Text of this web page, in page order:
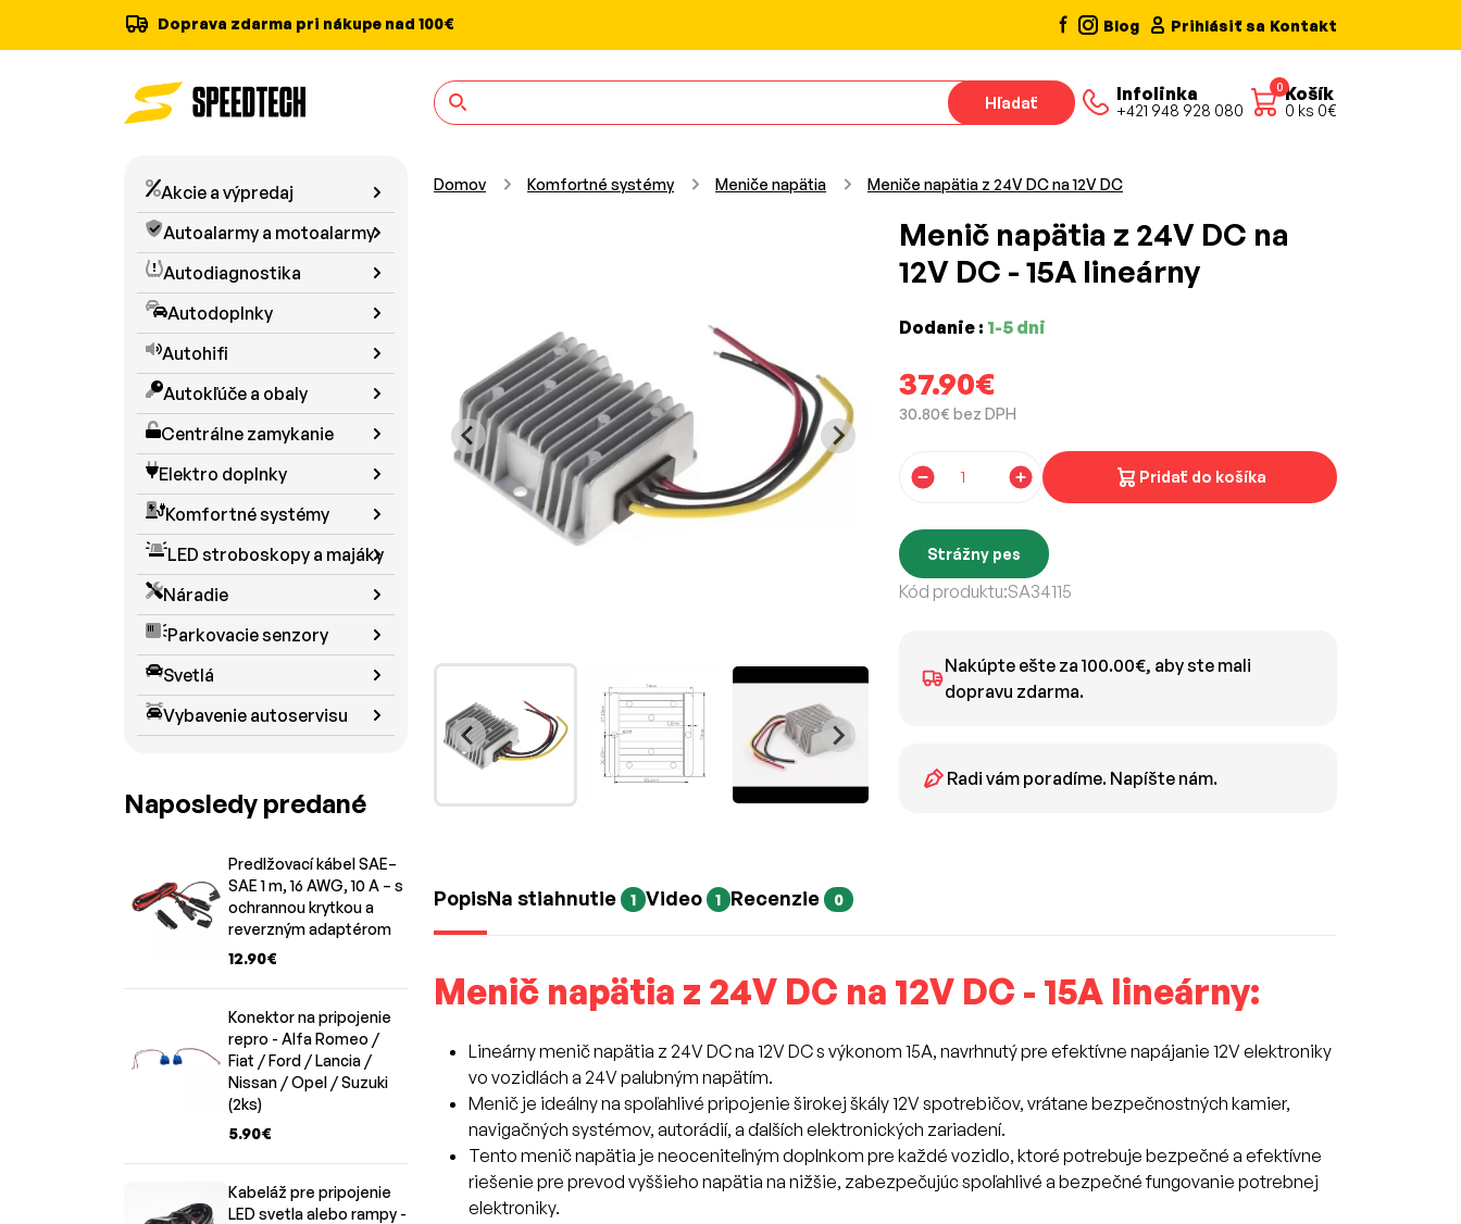
Doprava zdarma pri nákupe nad 100€ Blog Prihlásiť sa Kontakt
Hľadať Infolinka
+421 948 928 080
0Košík
0 ks 0€
Akcie a výpredaj
Autoalarmy a motoalarmy
Autodiagnostika
Autodoplnky
Autohifi
Autokľúče a obaly
Centrálne zamykanie
Elektro doplnky
Komfortné systémy
LED stroboskopy a majáky
Náradie
Parkovacie senzory
Svetlá
Vybavenie autoservisu
Naposledy predané
Predlžovací kábel SAE–
SAE 1 m, 16 AWG, 10 A – s
ochrannou krytkou a
reverzným adaptérom
12.90€
Konektor na pripojenie
repro - Alfa Romeo /
Fiat / Ford / Lancia /
Nissan / Opel / Suzuki
(2ks)
5.90€
Kabeláž pre pripojenie
LED svetla alebo rampy -
Domov Komfortné systémy Meniče napätia Meniče napätia z 24V DC na 12V DC
Menič napätia z 24V DC na
12V DC - 15A lineárny
Dodanie : 1-5 dni
37.90€
30.80€ bez DPH
Pridať do košíka
Strážny pes
Kód produktu:SA34115
Nakúpte ešte za 100.00€, aby ste mali
dopravu zdarma.
Radi vám poradíme. Napíšte nám.
PopisNa stiahnutie 1 Video 1 Recenzie 0
Menič napätia z 24V DC na 12V DC - 15A lineárny:
Lineárny menič napätia z 24V DC na 12V DC s výkonom 15A, navrhnutý pre efektívne napájanie 12V elektroniky
vo vozidlách a 24V palubným napätím.
Menič je ideálny na spoľahlivé pripojenie širokej škály 12V spotrebičov, vrátane bezpečnostných kamier,
navigačných systémov, autorádií, a ďalších elektronických zariadení.
Tento menič napätia je neoceniteľným doplnkom pre každé vozidlo, ktoré potrebuje bezpečné a efektívne
riešenie pre prevod vyššieho napätia na nižšie, zabezpečujúc spoľahlivé a bezpečné fungovanie potrebnej
elektroniky.